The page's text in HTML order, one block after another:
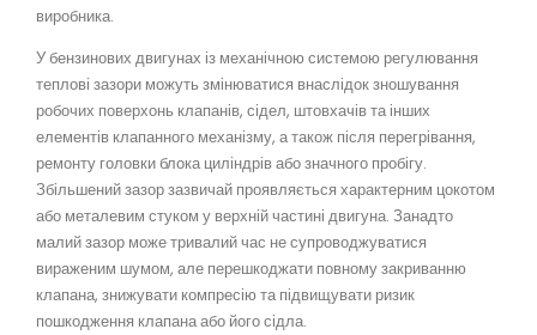
виробника.
У бензинових двигунах із механічною системою регулювання
теплові зазори можуть змінюватися внаслідок зношування
робочих поверхонь клапанів, сідел, штовхачів та інших
елементів клапанного механізму, а також після перегрівання,
ремонту головки блока циліндрів або значного пробігу.
Збільшений зазор зазвичай проявляється характерним цокотом
або металевим стуком у верхній частині двигуна. Занадто
малий зазор може тривалий час не супроводжуватися
вираженим шумом, але перешкоджати повному закриванню
клапана, знижувати компресію та підвищувати ризик
пошкодження клапана або його сідла.